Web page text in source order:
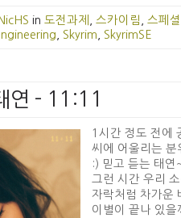
in 도전과제 스카이림 스페
Skyrim SkyrimSE
연 - 11:11
1시간 정도 전에
씨에 어울리는 분
:) 믿고 듣는 태
그런 시간 우리
자락처럼 차가운
이별이 끝나 있을